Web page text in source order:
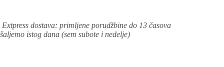
Extpress dostava: primljene porudžbine do 13 časova
šaljemo istog dana (sem subote i nedelje)